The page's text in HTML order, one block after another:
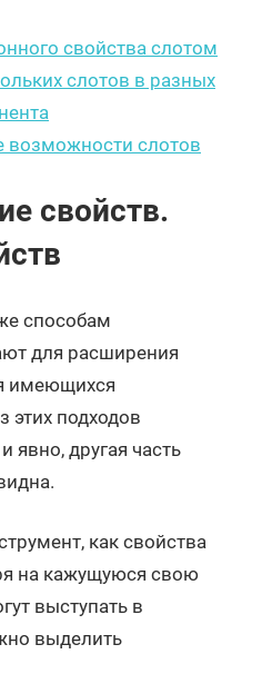
свойства слотом
слотов в разных
слотов
свойств.
способам
для расширения
имеющихся
этих подходов
явно, другая часть
как свойства
на кажущуюся свою
выступать в
выделить